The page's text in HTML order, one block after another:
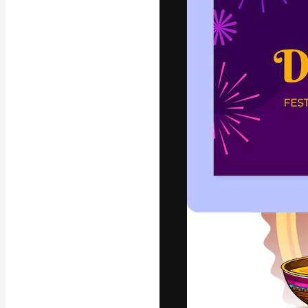
La piattaforma
migliori lavori.
creativi,
Italiano
Copyright ©